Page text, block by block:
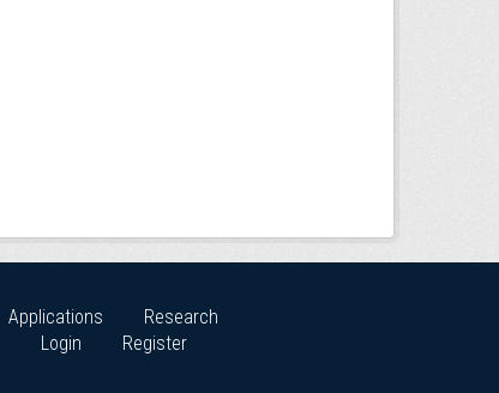
Applications
Research
Login Register